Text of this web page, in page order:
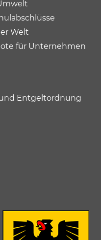
Welt
für Unternehmen
Entgeltordnung